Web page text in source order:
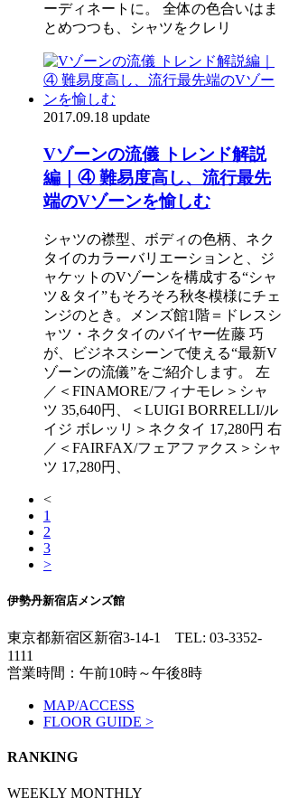
ーディネートに。 全体の色合いはま
とめつつも、シャツをクレリ
2017.09.18 update
Vゾーンの流儀 トレンド解説
編｜④ 難易度高し、流行最先
端のVゾーンを愉しむ
シャツの襟型、ボディの色柄、ネク
タイのカラーバリエーションと、ジ
ャケットのVゾーンを構成する“シャ
ツ＆タイ”もそろそろ秋冬模様にチェ
ンジのとき。メンズ館1階＝ドレスシ
ャツ・ネクタイのバイヤー佐藤 巧
が、ビジネスシーンで使える“最新V
ゾーンの流儀”をご紹介します。 左
／＜FINAMORE/フィナモレ＞シャ
ツ 35,640円、＜LUIGI BORRELLI/ル
イジ ボレッリ＞ネクタイ 17,280円 右
／＜FAIRFAX/フェアファクス＞シャ
ツ 17,280円、
<
1
2
3
>
伊勢丹新宿店メンズ館
東京都新宿区新宿3-14-1 TEL: 03-3352-
1111
営業時間：午前10時～午後8時
MAP/ACCESS
FLOOR GUIDE >
RANKING
WEEKLY MONTHLY